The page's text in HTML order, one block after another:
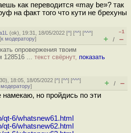
как переводится «may be»? так
на факт того что кути не брехуны
(ok), 19:31, 18/05/2022 [^] [^^] [^^^]
к модератору]
–1
+ / –
опровержения твоим
128516 ... текст свёрнут, показать
30), 18:05, 18/05/2022 [^] [^^] [^^^]
модератору] + / –
намекаю, но пройдись по эти
qt-6/whatsnew61.html
qt-6/whatsnew62.html